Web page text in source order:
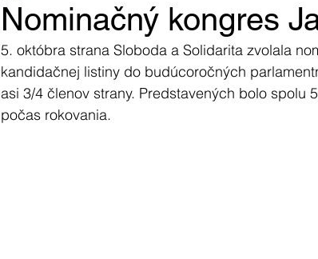
Nominačný kongres
5. októbra strana Sloboda a Solidarita zvolala
kandidačnej listiny do budúcoročných
asi 3/4 členov strany. Predstavených bolo spolu
počas rokovania.